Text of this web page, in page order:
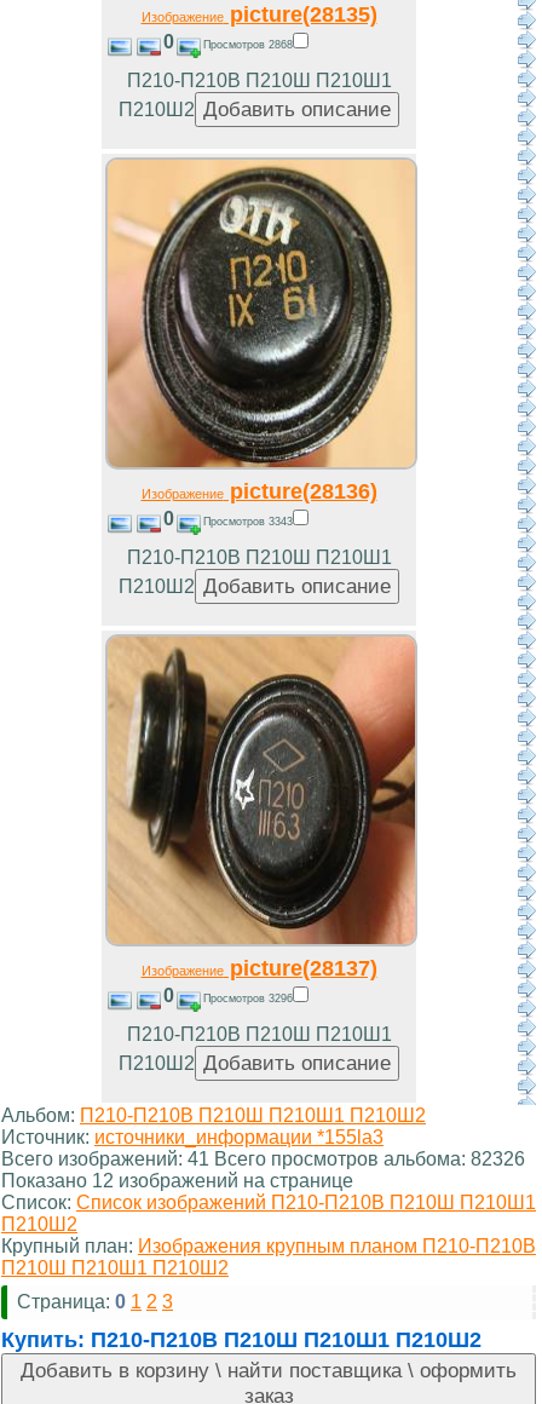
Изображениеpicture(28135)
0 Просмотров 2868
П210-П210В П210Ш П210Ш1
П210Ш2
Изображениеpicture(28136)
0 Просмотров 3343
П210-П210В П210Ш П210Ш1
П210Ш2
Изображениеpicture(28137)
0 Просмотров 3296
П210-П210В П210Ш П210Ш1
П210Ш2
Альбом: П210-П210В П210Ш П210Ш1 П210Ш2
Источник: источники_информации *155la3
Всего изображений: 41 Всего просмотров альбома: 82326
Показано 12 изображений на странице
Список: Список изображений П210-П210В П210Ш П210Ш1
П210Ш2
Крупный план: Изображения крупным планом П210-П210В
П210Ш П210Ш1 П210Ш2
Страница: 0 1 2 3
Купить: П210-П210В П210Ш П210Ш1 П210Ш2